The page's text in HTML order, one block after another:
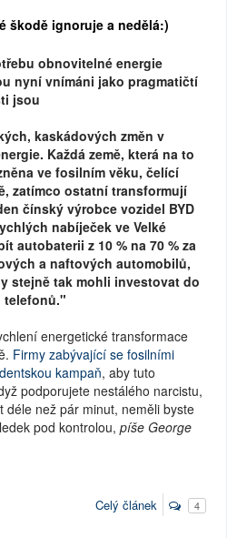
škodě ignoruje a nedělá:)
obnovitelné energie
nyní vnímáni jako pragmatičtí
jsou
kaskádových změn v
Každá země, která na to
ve fosilním věku, čelící
zatímco ostatní transformují
čínský výrobce vozidel BYD
nabíječek ve Velké
autobaterii z 10 % na 70 % za
a naftových automobilů,
stejně tak mohli investovat do
telefonů."
energetické transformace
Firmy zabývající se fosilními
kampaň, aby tuto
podporujete nestálého narcistu,
déle než pár minut, neměli byste
pod kontrolou, píše George
Celý článek 4